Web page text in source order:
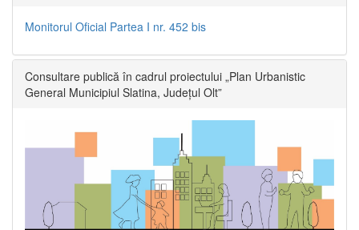
Monitorul Oficial Partea I nr. 452 bis
Consultare publică în cadrul proiectului „Plan Urbanistic
General Municipiul Slatina, Județul Olt”